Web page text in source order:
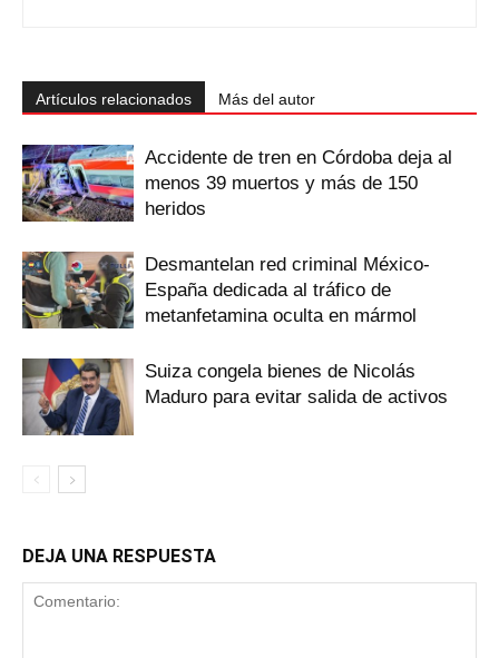
Artículos relacionados Más del autor
Accidente de tren en Córdoba deja al
menos 39 muertos y más de 150
heridos
Desmantelan red criminal México-
España dedicada al tráfico de
metanfetamina oculta en mármol
Suiza congela bienes de Nicolás
Maduro para evitar salida de activos
DEJA UNA RESPUESTA